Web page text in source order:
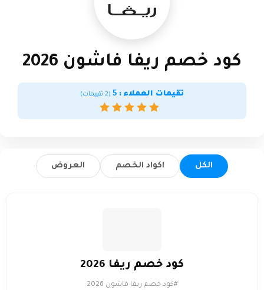
كود خصم ريفا فاشون 2026
تقيمات العملاء : 5
(
2 تقييمات)
الكل اكواد الخصم العروض
كود خصم ريفا 2026
#كود خصم ريفا فاشون 2026